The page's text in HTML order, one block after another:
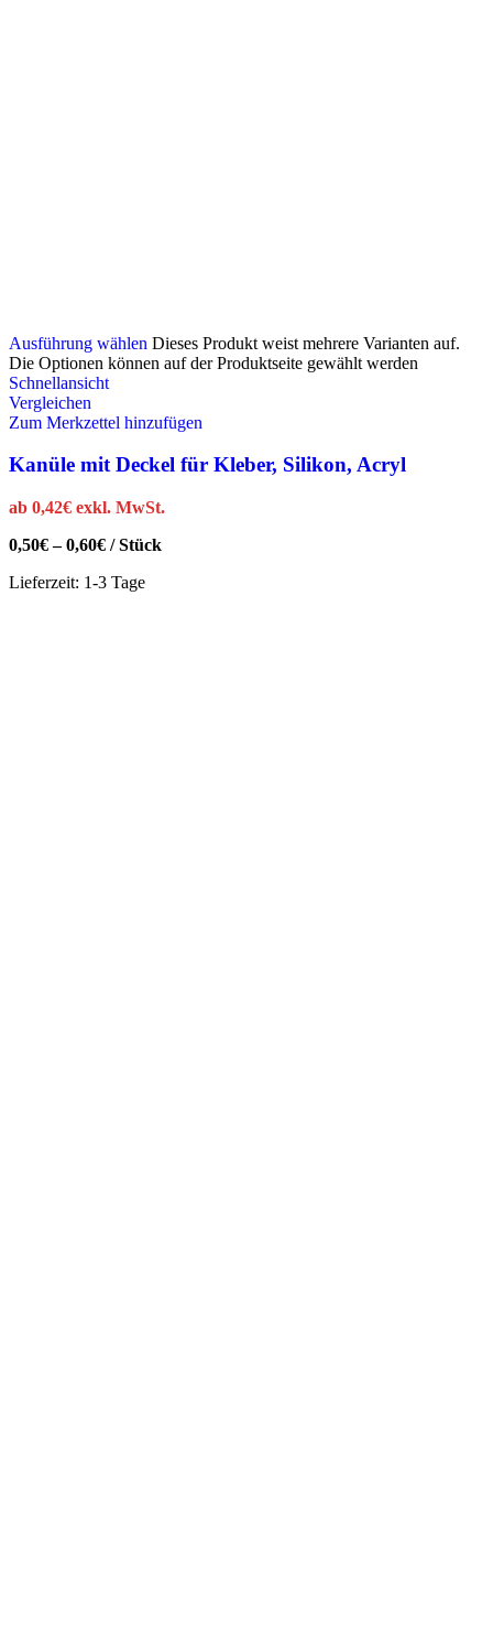
Ausführung wählen Dieses Produkt weist mehrere Varianten auf.
Die Optionen können auf der Produktseite gewählt werden
Schnellansicht
Vergleichen
Zum Merkzettel hinzufügen
Kanüle mit Deckel für Kleber, Silikon, Acryl
ab 0,42€ exkl. MwSt.
0,50€–0,60€ /Stück
Lieferzeit: 1-3 Tage